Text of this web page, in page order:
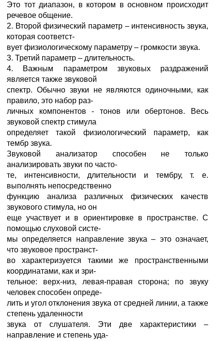
Это тот диапазон, в котором в основном происходит
речевое общение.
2. Второй физический параметр – интенсивность звука,
которая соответст-
вует физиологическому параметру – громкости звука.
3. Третий параметр – длительность.
4. Важным параметром звуковых раздражений
является также звуковой
спектр. Обычно звуки не являются одиночными, как
правило, это набор раз-
личных компонентов - тонов или обертонов. Весь
звуковой спектр стимула
определяет такой физиологический параметр, как
тембр звука.
Звуковой анализатор способен не только
анализировать звуки по часто-
те, интенсивности, длительности и тембру, т. е.
выполнять непосредственно
функцию анализа различных физических качеств
звукового стимула, но он
еще участвует и в ориентировке в пространстве. С
помощью слуховой систе-
мы определяется направление звука – это означает,
что звуковое пространст-
во характеризуется такими же пространственными
координатами, как и зри-
тельное: верх-низ, левая-правая сторона; по звуку
человек способен опреде-
лить и угол отклонения звука от средней линии, а также
степень удаленности
звука от слушателя. Эти две характеристики –
направление и степень уда-